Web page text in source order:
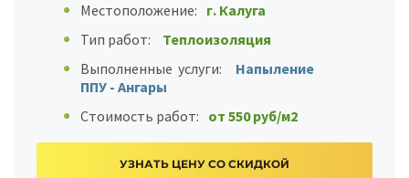
Местоположение: г. Калуга
Тип работ:
Теплоизоляция
Выполненные услуги:
Напыление
ППУ - Ангары
Стоимость работ: от 550 руб/м2
УЗНАТЬ ЦЕНУ СО СКИДКОЙ